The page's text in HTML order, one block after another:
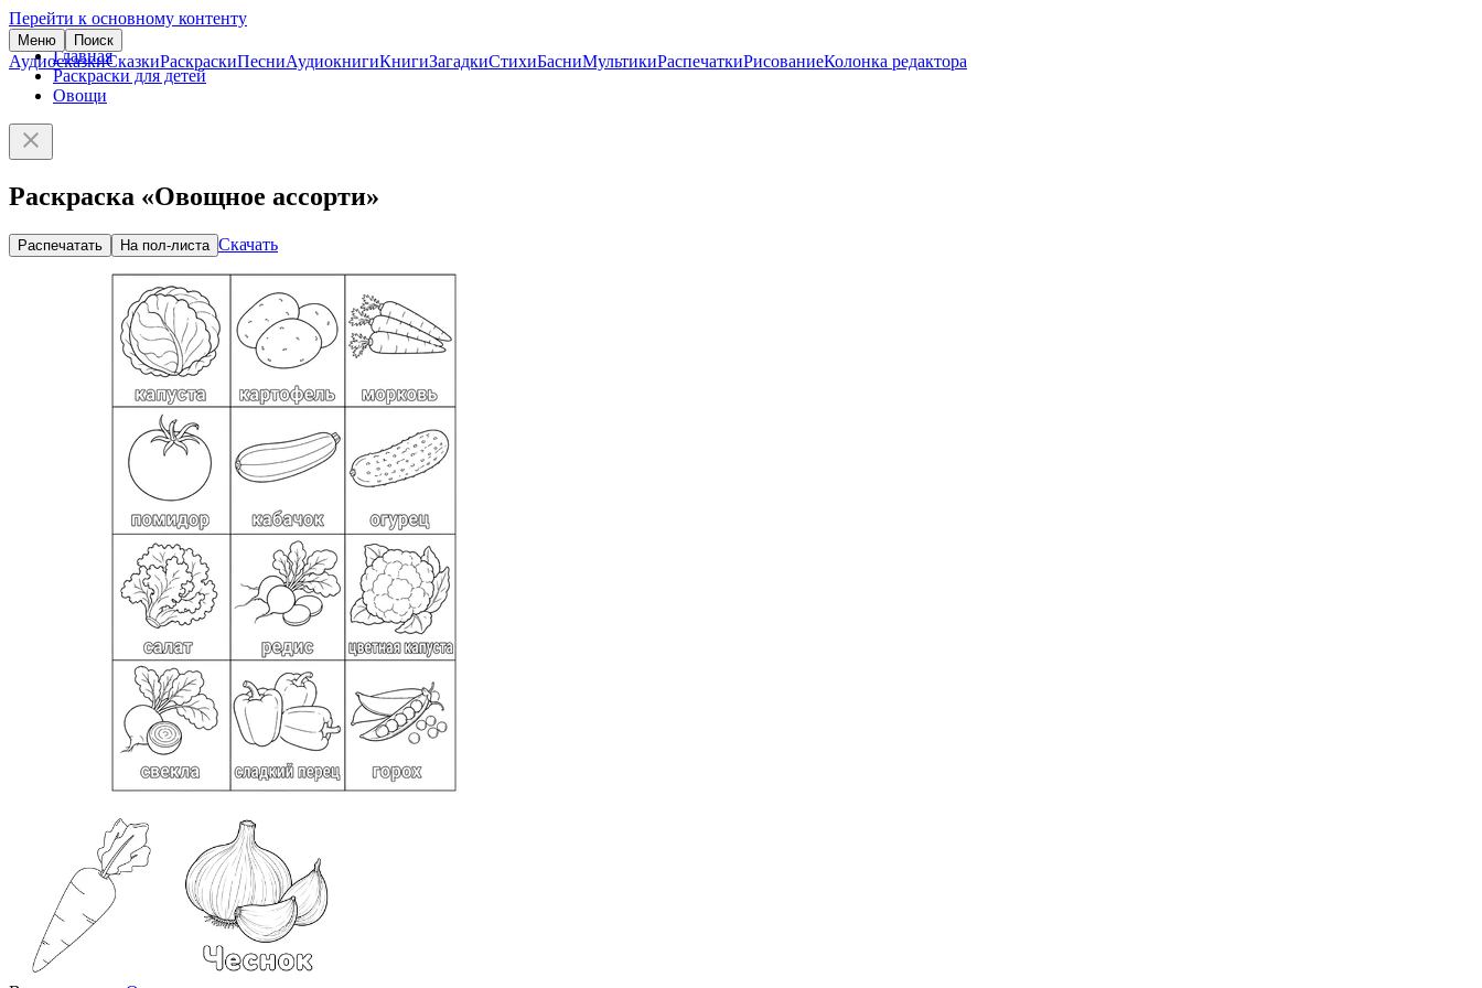
Перейти к основному контенту
Меню Поиск
АудиосказкиСказкиРаскраскиПесниАудиокнигиКнигиЗагадкиСтихиБасниМультикиРаспечаткиРисованиеКолонка редактора
Главная
Раскраски для детей
Овощи
Раскраска «Овощное ассорти»
Распечатать На пол-листа Скачать